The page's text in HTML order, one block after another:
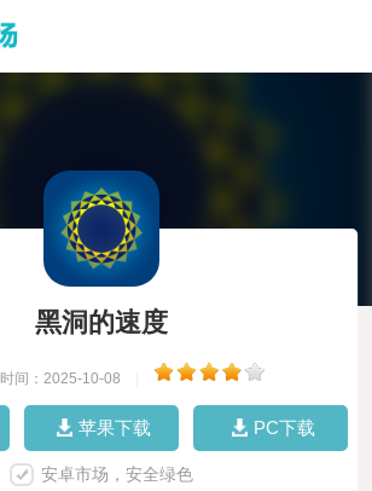
黑洞的速度
时间：2025-10-08
苹果下载 PC下载
安卓市场，安全绿色